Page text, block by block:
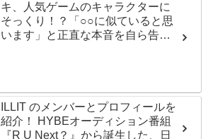
キ、人気ゲームのキャラクターに
そっくり！？「○○に似ていると思
います」と正直な本音を自ら告
ILLIT のメンバーとプロフィールを
紹介！ HYBEオーディション番組
『R U Next？』から誕生した、日